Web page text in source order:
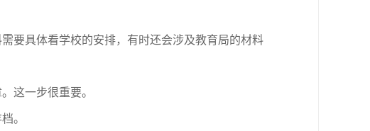
要具体看学校的安排，有时还会涉及教育局的材料
这一步很重要。
。